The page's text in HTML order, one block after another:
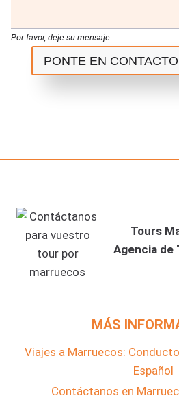
Por favor, deje su mensaje.
PONTE EN
Tours
Agencia de
MÁS
Viajes a Marruecos:
Español
Contáctanos en